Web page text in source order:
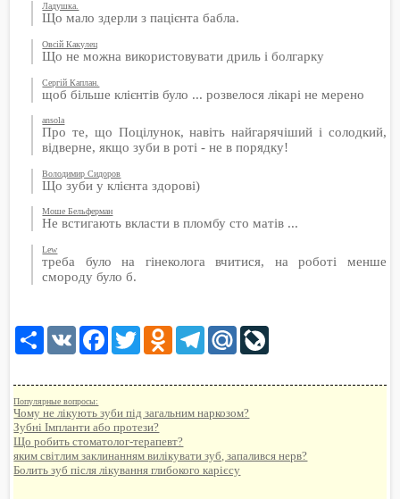
Ладушка.
Що мало здерли з пацієнта бабла.
Овсій Какулец
Що не можна використовувати дриль і болгарку
Сергій Каплан.
щоб більше клієнтів було ... розвелося лікарі не мерено
ansola
Про те, що Поцілунок, навіть найгарячіший і солодкий,
відверне, якщо зуби в роті - не в порядку!
Володимир Сидоров
Що зуби у клієнта здорові)
Моше Бельферман
Не встигають вкласти в пломбу сто матів ...
Lew
треба було на гінеколога вчитися, на роботі менше
смороду було б.
Share VK Facebook
TwitterOdnoklassniki
TelegramMail.Ru
Популярные вопросы:
Чому не лікують зуби під загальним наркозом?
Зубні Імпланти або протези?
Що робить стоматолог-терапевт?
яким світлим заклинанням вилікувати зуб, запалився нерв?
Болить зуб після лікування глибокого карієсу